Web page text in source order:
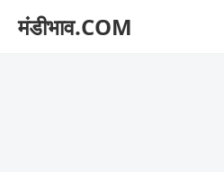
मंडीभाव.COM